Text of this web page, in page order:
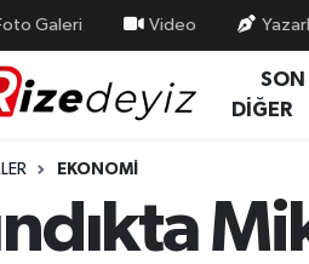
Galeri Video
SON
DİĞER
EKONOMI
Eczaneler
Haritası